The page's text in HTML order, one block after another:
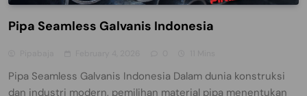
Pipa Seamless Galvanis Indonesia
Pipa Seamless Galvanis Indonesia Dalam dunia konstruksi
dan industri modern, pemilihan material pipa menentukan